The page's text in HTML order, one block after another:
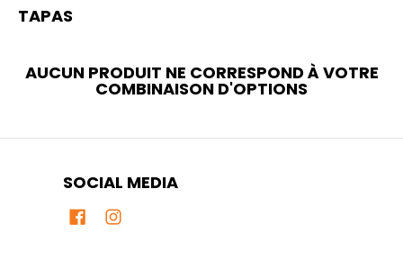
TAPAS
AUCUN PRODUIT NE CORRESPOND À VOTRE
COMBINAISON D'OPTIONS
SOCIAL MEDIA